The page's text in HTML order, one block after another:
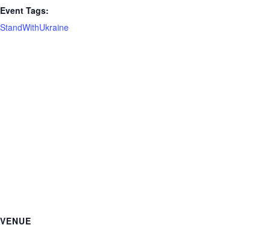
Event Tags:
StandWithUkraine
VENUE